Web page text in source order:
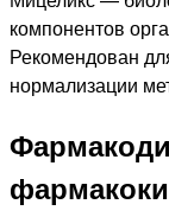
компонентов
Рекомендован
нормализации